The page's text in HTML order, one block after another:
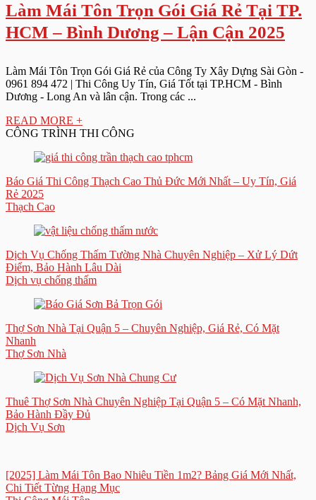
Làm Mái Tôn Trọn Gói Giá Rẻ Tại TP.
HCM – Bình Dương – Lận Cận 2025
Làm Mái Tôn Trọn Gói Giá Rẻ của Công Ty Xây Dựng Sài Gòn -
0961 894 472 | Thi Công Uy Tín, Giá Tốt tại TP.HCM - Bình
Dương - Long An và lân cận. Trong các ...
READ MORE +
CÔNG TRÌNH THI CÔNG
Báo Giá Thi Công Thạch Cao Thủ Đức Mới Nhất – Uy Tín, Giá
Rẻ 2025
Thạch Cao
Dịch Vụ Chống Thấm Tường Nhà Chuyên Nghiệp – Xử Lý Dứt
Điểm, Bảo Hành Lâu Dài
Dịch vụ chống thấm
Thợ Sơn Nhà Tại Quận 5 – Chuyên Nghiệp, Giá Rẻ, Có Mặt
Nhanh
Thợ Sơn Nhà
Thuê Thợ Sơn Nhà Chuyên Nghiệp Tại Quận 5 – Có Mặt Nhanh,
Bảo Hành Đầy Đủ
Dịch Vụ Sơn
[2025] Làm Mái Tôn Bao Nhiêu Tiền 1m2? Bảng Giá Mới Nhất,
Chi Tiết Từng Hạng Mục